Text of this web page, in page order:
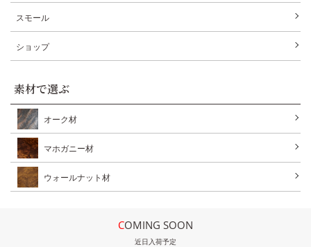
スモール
ショップ
素材で選ぶ
オーク材
マホガニー材
ウォールナット材
COMING SOON
近日入荷予定